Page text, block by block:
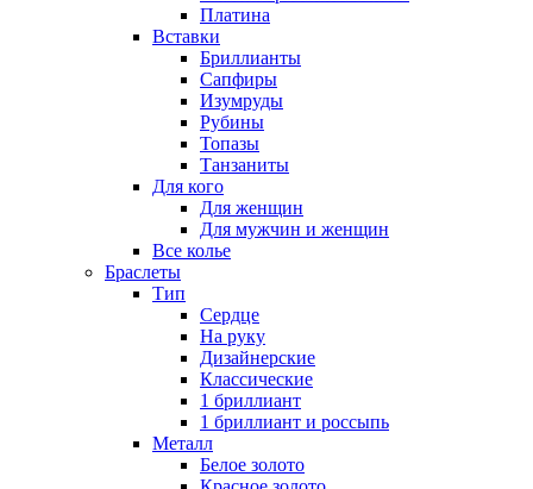
Платина
Вставки
Бриллианты
Сапфиры
Изумруды
Рубины
Топазы
Танзаниты
Для кого
Для женщин
Для мужчин и женщин
Все колье
Браслеты
Тип
Сердце
На руку
Дизайнерские
Классические
1 бриллиант
1 бриллиант и россыпь
Металл
Белое золото